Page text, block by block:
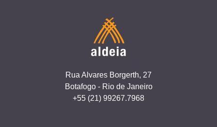
Rua Alvares Borgerth, 27
Botafogo - Rio de Janeiro
+55 (21) 99267.7968